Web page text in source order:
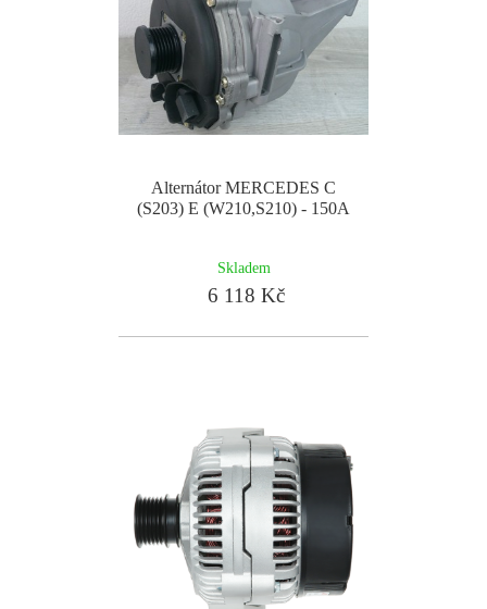
Alternátor MERCEDES C
(S203) E (W210,S210) - 150A
Skladem
6 118 Kč